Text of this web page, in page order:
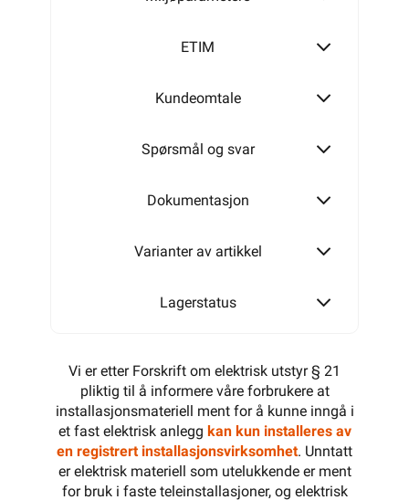
Alarmkabel skjermet 12 leder
ETIM
Kundeomtale
Spørsmål og svar
Dokumentasjon
Varianter av artikkel
Lagerstatus
Vi er etter Forskrift om elektrisk utstyr § 21
pliktig til å informere våre forbrukere at
installasjonsmateriell ment for å kunne inngå i
et fast elektrisk anlegg kan kun installeres av
en registrert installasjonsvirksomhet. Unntatt
er elektrisk materiell som utelukkende er ment
for bruk i faste teleinstallasjoner, og elektrisk